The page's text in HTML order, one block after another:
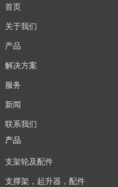
首页
关于我们
产品
解决方案
服务
新闻
联系我们
产品
支架轮及配件
支撑架，起升器，配件